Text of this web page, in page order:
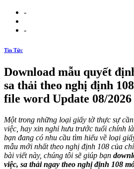
-
-
Tin Tức
Download mẫu quyết
sa thải theo nghị định
file word Update 08/2026
Một trong những loại giấy tờ thực sự
việc, hay xin nghỉ hưu trước tuổi chính
bạn đang có nhu cầu tìm hiểu về loại
mẫu mới nhất theo nghị định 108 của
bài viết này, chúng tôi sẽ giúp bạn
việc, sa thải ngay theo nghị định 108